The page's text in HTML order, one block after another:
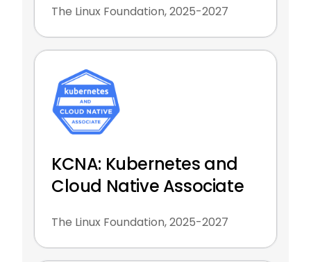
The Linux Foundation, 2025-2027
KCNA: Kubernetes and
Cloud Native Associate
The Linux Foundation, 2025-2027